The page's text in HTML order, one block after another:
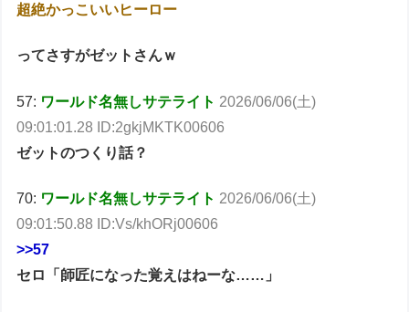
超絶かっこいいヒーロー
ってさすがゼットさんｗ
57: ワールド名無しサテライト 2026/06/06(土)
09:01:01.28 ID:2gkjMKTK00606
ゼットのつくり話？
70: ワールド名無しサテライト 2026/06/06(土)
09:01:50.88 ID:Vs/khORj00606
>>57
セロ「師匠になった覚えはねーな……」